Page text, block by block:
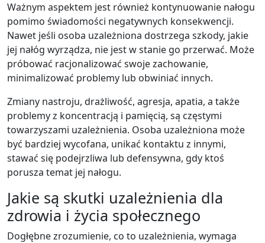
Ważnym aspektem jest również kontynuowanie nałogu
pomimo świadomości negatywnych konsekwencji.
Nawet jeśli osoba uzależniona dostrzega szkody, jakie
jej nałóg wyrządza, nie jest w stanie go przerwać. Może
próbować racjonalizować swoje zachowanie,
minimalizować problemy lub obwiniać innych.
Zmiany nastroju, drażliwość, agresja, apatia, a także
problemy z koncentracją i pamięcią, są częstymi
towarzyszami uzależnienia. Osoba uzależniona może
być bardziej wycofana, unikać kontaktu z innymi,
stawać się podejrzliwa lub defensywna, gdy ktoś
porusza temat jej nałogu.
Jakie są skutki uzależnienia dla
zdrowia i życia społecznego
Dogłębne zrozumienie, co to uzależnienia, wymaga